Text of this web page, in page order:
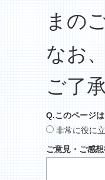
まの
なお
ご了
Q.このページ
非常に役に
ご意見・ご感